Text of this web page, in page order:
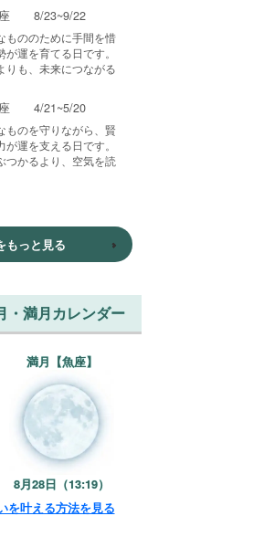
8/23~9/22
もののために手間を惜
が運を育てる日です。
りも、未来につながる
4/21~5/20
ものを守りながら、賢
が運を支える日です。
つかるより、空気を読
もっと見る
・満月カレンダー
満月【魚座】
8月28日（13:19）
を叶える方法を見る